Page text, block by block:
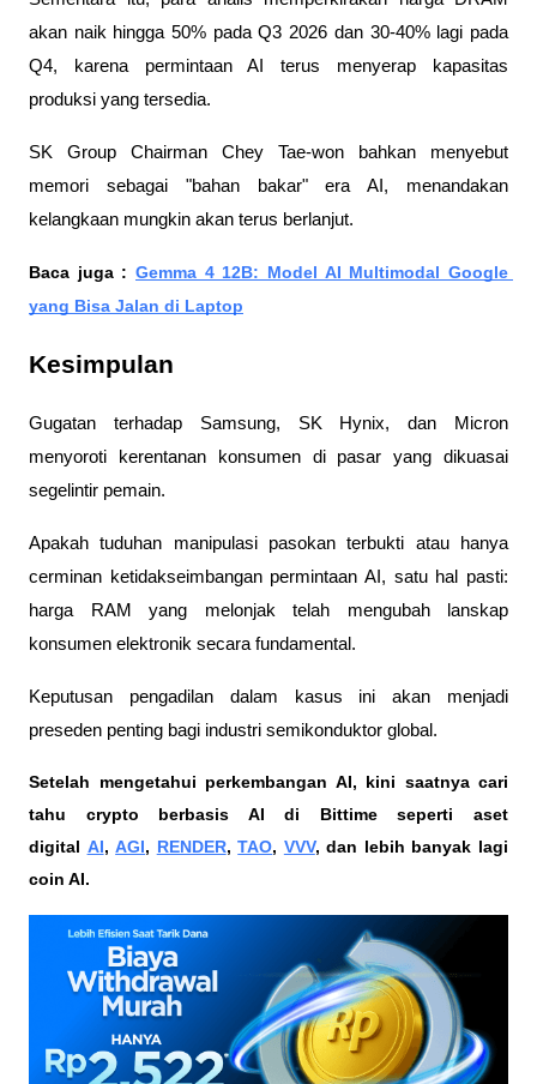
akan naik hingga 50% pada Q3 2026 dan 30-40% lagi pada
Q4, karena permintaan AI terus menyerap kapasitas
produksi yang tersedia.
SK Group Chairman Chey Tae-won bahkan menyebut
memori sebagai "bahan bakar" era AI, menandakan
kelangkaan mungkin akan terus berlanjut.
Baca juga : Gemma 4 12B: Model AI Multimodal Google
yang Bisa Jalan di Laptop
Kesimpulan
Gugatan terhadap Samsung, SK Hynix, dan Micron
menyoroti kerentanan konsumen di pasar yang dikuasai
segelintir pemain.
Apakah tuduhan manipulasi pasokan terbukti atau hanya
cerminan ketidakseimbangan permintaan AI, satu hal pasti:
harga RAM yang melonjak telah mengubah lanskap
konsumen elektronik secara fundamental.
Keputusan pengadilan dalam kasus ini akan menjadi
preseden penting bagi industri semikonduktor global.
Setelah mengetahui perkembangan AI, kini saatnya cari
tahu crypto berbasis AI di Bittime seperti aset
digital AI, AGI, RENDER, TAO, VVV, dan lebih banyak lagi
coin AI.